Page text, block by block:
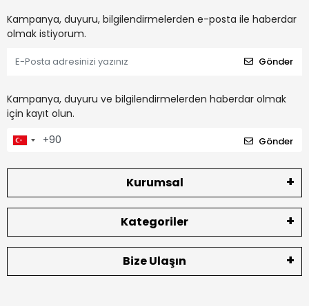
Kampanya, duyuru, bilgilendirmelerden e-posta ile haberdar
olmak istiyorum.
Gönder
Kampanya, duyuru ve bilgilendirmelerden haberdar olmak
için kayıt olun.
Gönder
Kurumsal
Kategoriler
Bize Ulaşın